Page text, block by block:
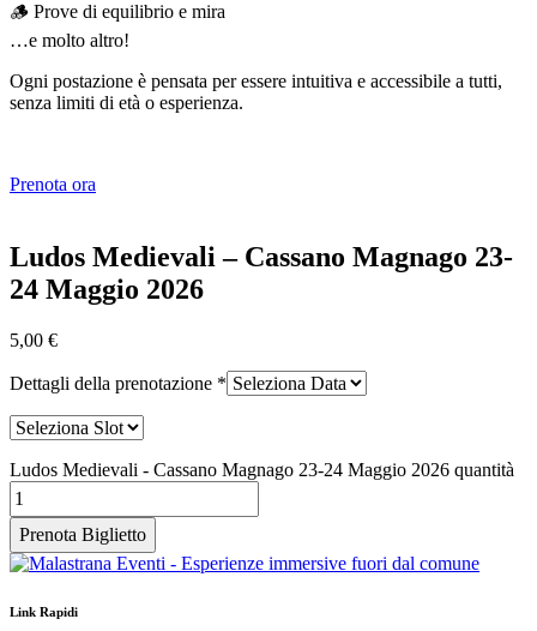
🪵 Prove di equilibrio e mira
…e molto altro!
Ogni postazione è pensata per essere intuitiva e accessibile a tutti,
senza limiti di età o esperienza.
Prenota ora
Ludos Medievali – Cassano Magnago 23-
24 Maggio 2026
5,00 €
Dettagli della prenotazione *
Ludos Medievali - Cassano Magnago 23-24 Maggio 2026 quantità
Prenota Biglietto
Link Rapidi